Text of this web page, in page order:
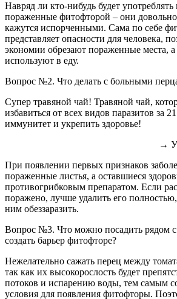
Навряд ли кто-нибудь будет
пораженные фитофторой – они
кажутся испорченными. Сама по себе
представляет опасности для человека,
экономии обрезают пораженные места, а
используют в еду.
Вопрос №2. Что делать с больными
Супер травяной чай! Травяной чай,
избавиться от всех видов паразитов за
иммунитет и укрепить здоровье!
→
При появлении первых признаков
пораженные листья, а оставшиеся
противогрибковым препаратом. Если
поражено, лучше удалить его
ним обеззаразить.
Вопрос №3. Что можно посадить рядом
создать барьер фитофторе?
Нежелательно сажать перец между
так как их высокорослость будет
потоков и испарению воды, тем самым
условия для появления фитофторы.